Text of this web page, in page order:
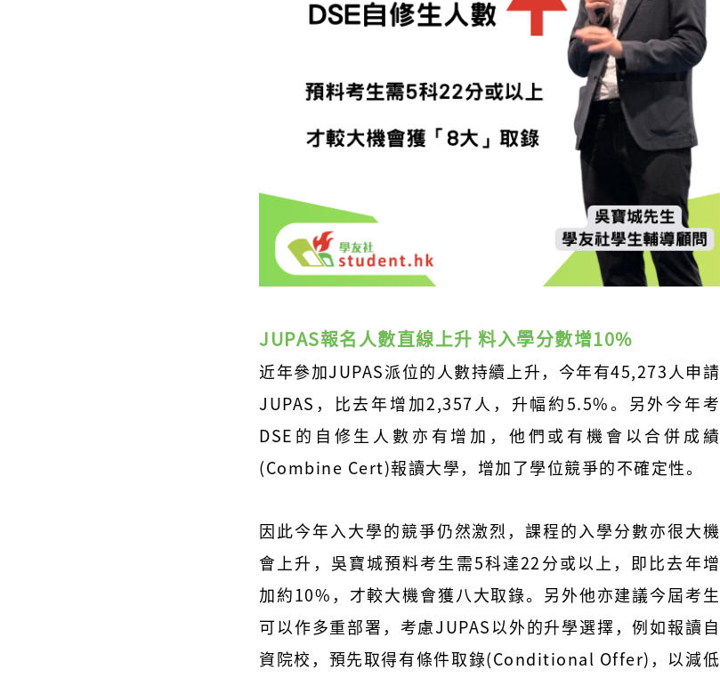
JUPAS報名人數直線上升 料入學分數增10%
近年參加JUPAS派位的人數持續上升，今年有45,273人申請
JUPAS，比去年增加2,357人，升幅約5.5%。另外今年考
DSE的自修生人數亦有增加，他們或有機會以 合併成績
( Combine Cert)報讀大學， 增加了學位競爭的不確定性。
因此今年入大學的競爭仍然激烈，課程的入學分數亦很大機
會上升， 吳寶城預料考生需5科達22分或以上，即比去年增
加約10%，才較大機會獲八大取錄。另外他亦建議今屆考生
可以作多重部署，考慮JUPAS以外的升學選擇，例如報讀自
資院校，預先取得有條件取錄(Conditional Offer)，以減低